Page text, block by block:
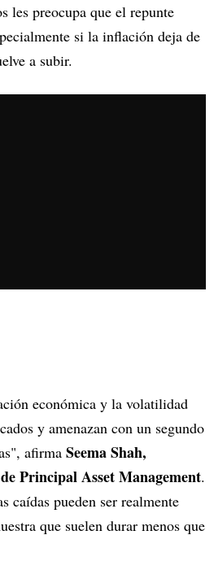
les preocupa que el repunte
si la inflación deja de
a subir.
económica y la volatilidad
y amenazan con un segundo
afirma Seema Shah,
Principal Asset Management.
caídas pueden ser realmente
que suelen durar menos que